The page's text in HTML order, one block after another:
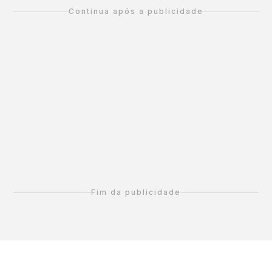
Continua após a publicidade
Fim da publicidade